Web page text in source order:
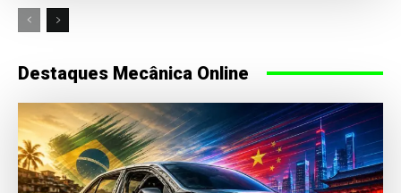
Destaques Mecânica Online